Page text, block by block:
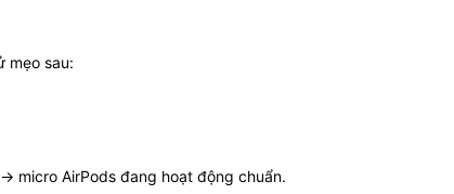
mẹo sau:
micro AirPods đang hoạt động chuẩn.